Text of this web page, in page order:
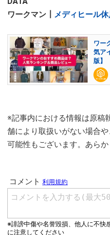
ワークマン┃ メディヒール
ワー
気ア
版】
※記事内における情報は原稿
舗により取扱いがない場合
可能性もございます。あらか